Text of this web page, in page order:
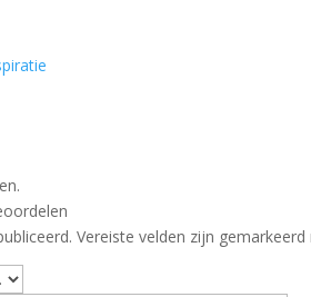
Vereiste velden zijn